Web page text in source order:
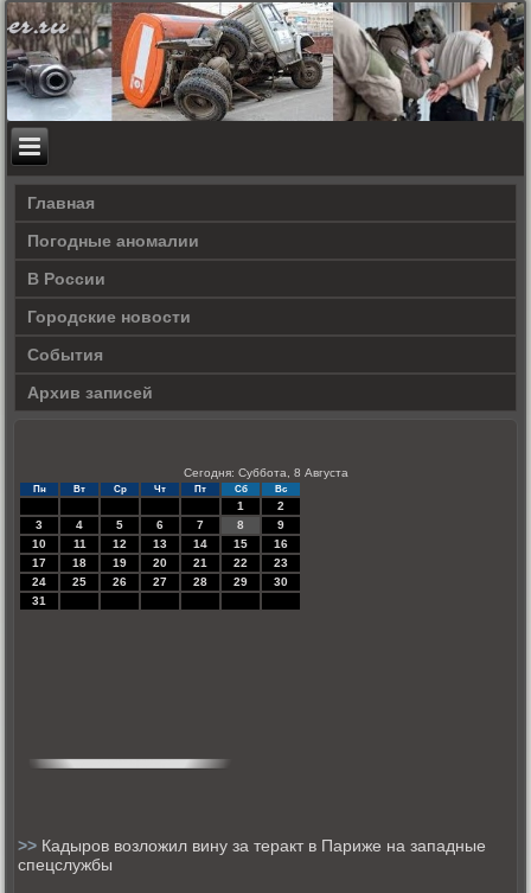
Главная
Погодные аномалии
В России
Городские новости
События
Архив записей
Сегодня: Суббота, 8 Августа
Пн Вт Ср Чт Пт Сб Вс
1
2
3
4 5 6 7 8
9
10
11 12 13 14 15
16
17
18 19 20 21 22
23
24
25 26 27 28 29
30
31
>> Кадыров возложил вину за теракт в Париже на западные
спецслужбы